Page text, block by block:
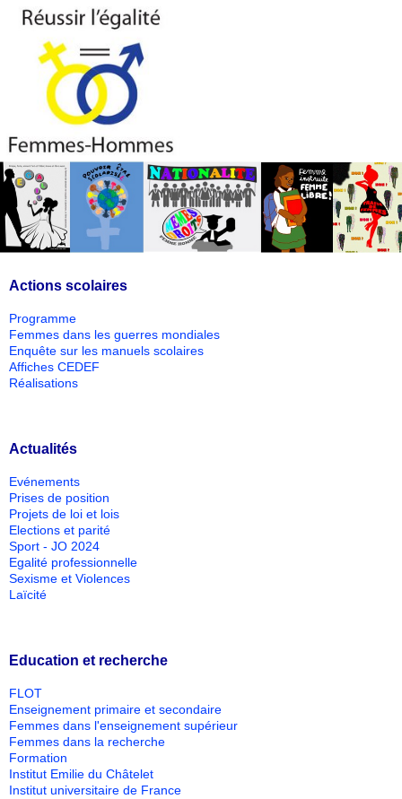
Actions scolaires
Programme
Femmes dans les guerres mondiales
Enquête sur les manuels scolaires
Affiches CEDEF
Réalisations
Actualités
Evénements
Prises de position
Projets de loi et lois
Elections et parité
Sport - JO 2024
Egalité professionnelle
Sexisme et Violences
Laïcité
Education et recherche
FLOT
Enseignement primaire et secondaire
Femmes dans l'enseignement supérieur
Femmes dans la recherche
Formation
Institut Emilie du Châtelet
Institut universitaire de France